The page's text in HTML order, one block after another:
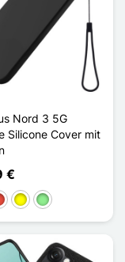
Nord 3 5G
Silicone Cover mit
€
GelbHellgrün